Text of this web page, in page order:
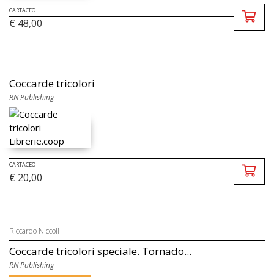
CARTACEO
€ 48,00
Coccarde tricolori
RN Publishing
CARTACEO
€ 20,00
Riccardo Niccoli
Coccarde tricolori speciale. Tornado...
RN Publishing